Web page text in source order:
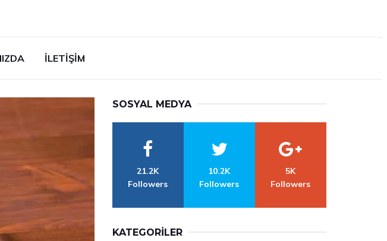
İLETIŞIM
SOSYAL MEDYA
21.2K
Followers
10.2K
Followers
5K
Followers
KATEGORILER